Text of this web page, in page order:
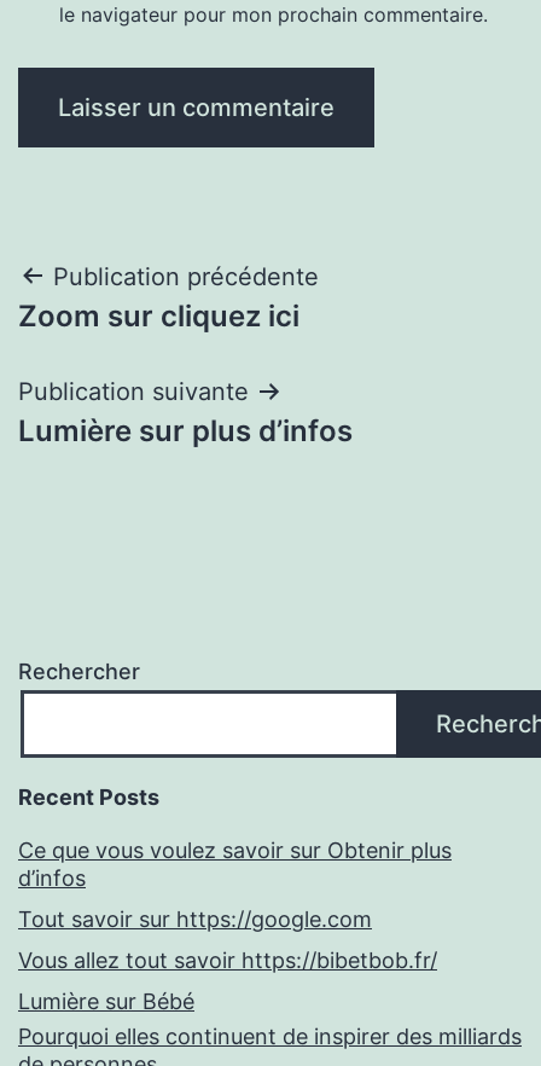
le navigateur pour mon prochain commentaire.
Navigation
de
l’article
Publication précédente
Zoom sur cliquez ici
Publication suivante
Lumière sur plus d’infos
Rechercher
Recent Posts
Ce que vous voulez savoir sur Obtenir plus
d’infos
Tout savoir sur https://google.com
Vous allez tout savoir https://bibetbob.fr/
Lumière sur Bébé
Pourquoi elles continuent de inspirer des milliards